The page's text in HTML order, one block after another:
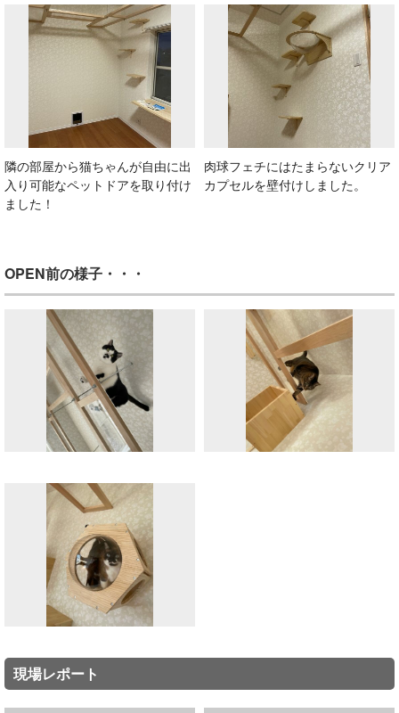
隣の部屋から猫ちゃんが自由に出
入り可能なペットドアを取り付け
ました！
肉球フェチにはたまらないクリア
カプセルを壁付けしました。
OPEN前の様子・・・
現場レポート